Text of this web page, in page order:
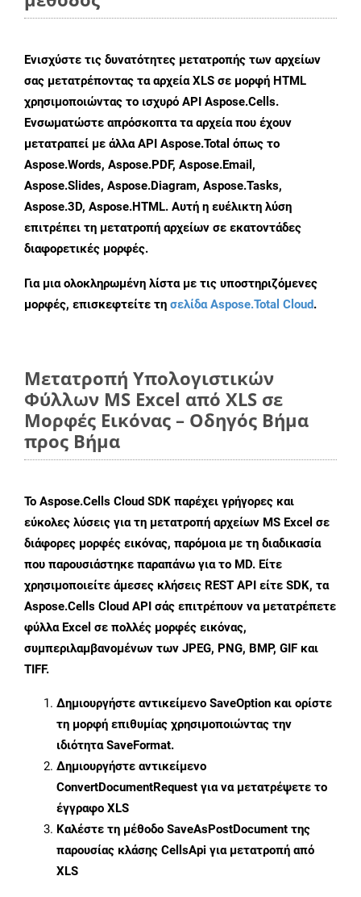
Ενισχύστε τις δυνατότητες μετατροπής των αρχείων
σας μετατρέποντας τα αρχεία XLS σε μορφή HTML
χρησιμοποιώντας το ισχυρό API Aspose.Cells.
Ενσωματώστε απρόσκοπτα τα αρχεία που έχουν
μετατραπεί με άλλα API Aspose.Total όπως το
Aspose.Words, Aspose.PDF, Aspose.Email,
Aspose.Slides, Aspose.Diagram, Aspose.Tasks,
Aspose.3D, Aspose.HTML. Αυτή η ευέλικτη λύση
επιτρέπει τη μετατροπή αρχείων σε εκατοντάδες
διαφορετικές μορφές.
Για μια ολοκληρωμένη λίστα με τις υποστηριζόμενες
μορφές, επισκεφτείτε τη σελίδα Aspose.Total Cloud.
Μετατροπή Υπολογιστικών
Φύλλων MS Excel από XLS σε
Μορφές Εικόνας – Οδηγός Βήμα
προς Βήμα
Το Aspose.Cells Cloud SDK παρέχει γρήγορες και
εύκολες λύσεις για τη μετατροπή αρχείων MS Excel σε
διάφορες μορφές εικόνας, παρόμοια με τη διαδικασία
που παρουσιάστηκε παραπάνω για το MD. Είτε
χρησιμοποιείτε άμεσες κλήσεις REST API είτε SDK, τα
Aspose.Cells Cloud API σάς επιτρέπουν να μετατρέπετε
φύλλα Excel σε πολλές μορφές εικόνας,
συμπεριλαμβανομένων των JPEG, PNG, BMP, GIF και
TIFF.
Δημιουργήστε αντικείμενο SaveOption και ορίστε
τη μορφή επιθυμίας χρησιμοποιώντας την
ιδιότηταSaveFormat.
Δημιουργήστε αντικείμενο
ConvertDocumentRequest για να μετατρέψετε το
έγγραφο XLS
Καλέστε τη μέθοδο SaveAsPostDocument της
παρουσίας κλάσης CellsApi για μετατροπή από
XLS